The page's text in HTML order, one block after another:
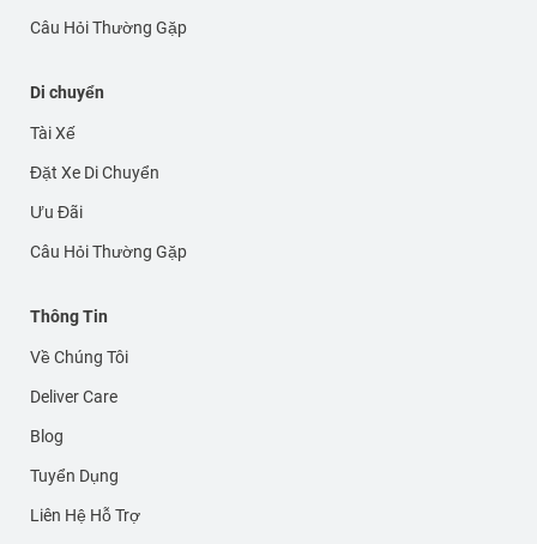
Câu Hỏi Thường Gặp
Di chuyển
Tài Xế
Đặt Xe Di Chuyển
Ưu Đãi
Câu Hỏi Thường Gặp
Thông Tin
Về Chúng Tôi
Deliver Care
Blog
Tuyển Dụng
Liên Hệ Hỗ Trợ